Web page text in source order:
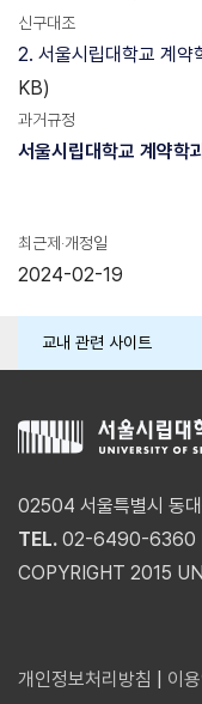
신구대조
2. 서울시립대학교 계
KB)
과거규정
서울시립대학교 계약학
최근제·개정일
2024-02-19
교내 관련 사이트
02504 서울특별시 동
TEL. 02-6490-6360 |
COPYRIGHT 2015
개인정보처리방침 이